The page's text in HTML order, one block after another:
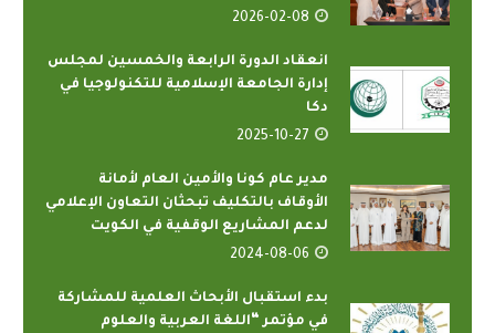
2026-02-08
انعقاد الدورة الرابعة والخمسين لمجلس
إدارة الجامعة الإسلامية للتكنولوجيا في
دكا
2025-10-27
مدير عام كونا والأمين العام لأمانة
الأوقاف بالتكليف تبحثان التعاون الإعلامي
لدعم المشاريع الوقفية في الكويت
2024-08-06
بدء استقبال الأبحاث العلمية للمشاركة
في مؤتمر “اللغة العربية والعلوم